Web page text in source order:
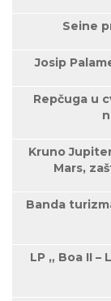
Seine
Josip
Repčuga u
Kruno
Mars,
Banda
LP „ Boa II